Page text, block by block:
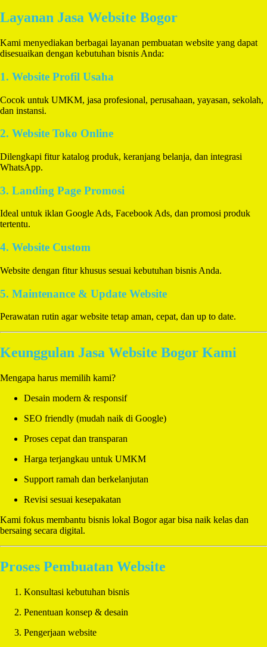
Layanan Jasa Website Bogor
Kami menyediakan berbagai layanan pembuatan website yang dapat
disesuaikan dengan kebutuhan bisnis Anda:
1. Website Profil Usaha
Cocok untuk UMKM, jasa profesional, perusahaan, yayasan, sekolah,
dan instansi.
2. Website Toko Online
Dilengkapi fitur katalog produk, keranjang belanja, dan integrasi
WhatsApp.
3. Landing Page Promosi
Ideal untuk iklan Google Ads, Facebook Ads, dan promosi produk
tertentu.
4. Website Custom
Website dengan fitur khusus sesuai kebutuhan bisnis Anda.
5. Maintenance & Update Website
Perawatan rutin agar website tetap aman, cepat, dan up to date.
Keunggulan Jasa Website Bogor Kami
Mengapa harus memilih kami?
Desain modern & responsif
SEO friendly (mudah naik di Google)
Proses cepat dan transparan
Harga terjangkau untuk UMKM
Support ramah dan berkelanjutan
Revisi sesuai kesepakatan
Kami fokus membantu bisnis lokal Bogor agar bisa naik kelas dan
bersaing secara digital.
Proses Pembuatan Website
Konsultasi kebutuhan bisnis
Penentuan konsep & desain
Pengerjaan website